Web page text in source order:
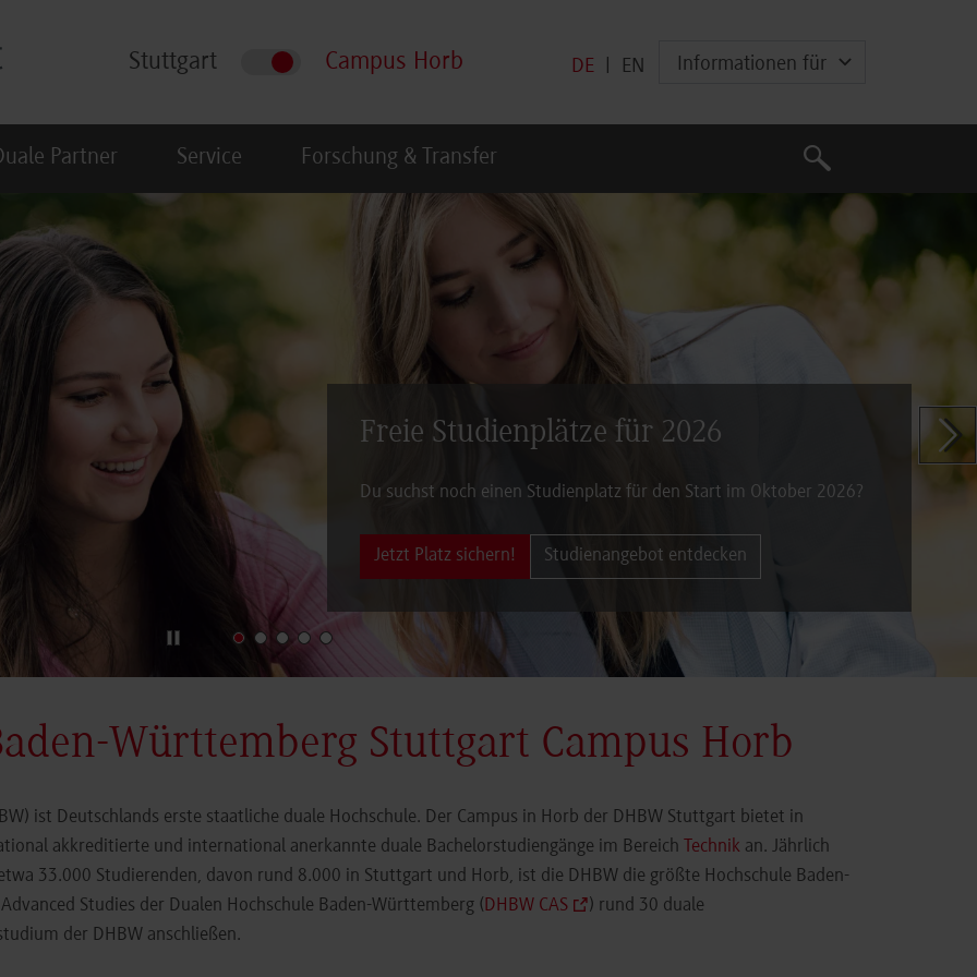
Stuttgart Campus Horb DE EN Informationen für
Partner Service Forschung & Transfer
Suche
Suche
Freie Studienplätze für 2026
Du suchst noch einen Studienplatz für den Start im Oktober 2026?
Jetzt Platz sichern! Studienangebot entdecken
Zeige
Württemberg Stuttgart Campus Horb
ist Deutschlands erste staatliche duale Hochschule. Der Campus in Horb der DHBW Stuttgart bietet in
akkreditierte und international anerkannte duale Bachelorstudiengänge im Bereich Technik an. Jährlich
33.000 Studierenden, davon rund 8.000 in Stuttgart und Horb, ist die DHBW die größte Hochschule Baden-
Studies der Dualen Hochschule Baden-Württemberg (DHBW CAS
) rund 30 duale
der DHBW anschließen.